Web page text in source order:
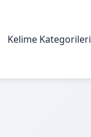
Kelime Kategorileri